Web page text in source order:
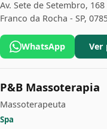
Av. Sete de Setembro,
Franco da Rocha - SP,
WhatsApp Ver
P&B Massoterapia
Massoterapeuta
Spa